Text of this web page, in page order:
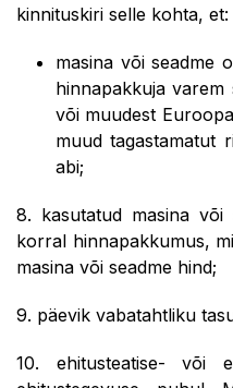
kinnituskiri selle kohta, et:
masina või seadme
hinnapakkuja varem
või muudest
muud tagastamatut
abi;
8. kasutatud masina või
korral hinnapakkumus,
masina või seadme hind;
9. päevik vabatahtliku
10. ehitusteatise- või